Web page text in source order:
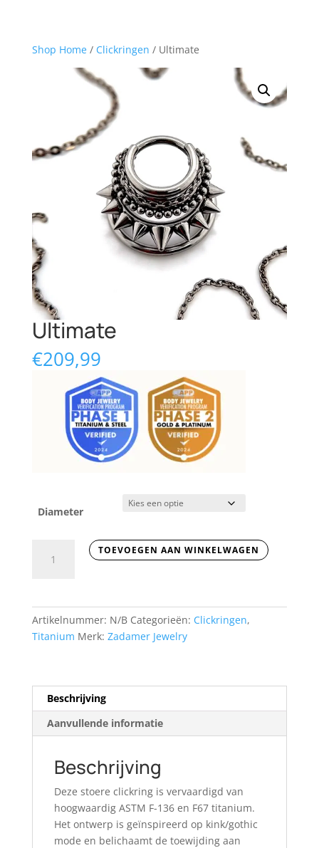
Shop Home/ Clickringen / Ultimate
Ultimate
€209,99
Diameter
aantal
TOEVOEGEN AAN WINKELWAGEN
Artikelnummer: N/B Categorieën: Clickringen,
Titanium Merk: Zadamer Jewelry
Beschrijving
Aanvullende informatie
Beschrijving
Deze stoere clickring is vervaardigd van
hoogwaardig ASTM F-136 en F67 titanium.
Het ontwerp is geïnspireerd op kink/gothic
mode en belichaamt de toewijding aan